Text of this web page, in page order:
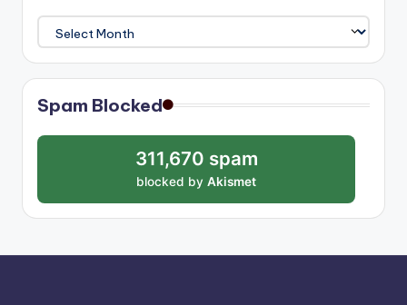
Spam Blocked
311,670 spam
blocked by Akismet